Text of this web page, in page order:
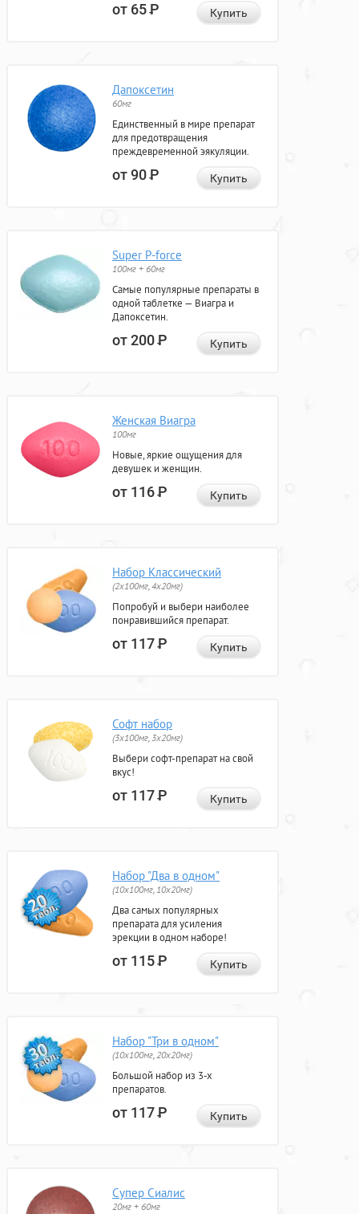
от 65Р Купить
Дапоксетин
60мг
Единственный в мире препарат
для предотвращения
преждевременной эякуляции.
от 90Р Купить
Super P-force
100мг + 60мг
Самые популярные препараты в
одной таблетке — Виагра и
Дапоксетин.
от 200Р Купить
Женская Виагра
100мг
Новые, яркие ощущения для
девушек и женщин.
от 116Р Купить
Набор Классический
(2x100мг, 4x20мг)
Попробуй и выбери наиболее
понравившийся препарат.
от 117Р Купить
Софт набор
(3x100мг, 3x20мг)
Выбери софт-препарат на свой
вкус!
от 117Р Купить
Набор "Два в одном"
(10x100мг, 10x20мг)
Два самых популярных
препарата для усиления
эрекции в одном наборе!
от 115Р Купить
Набор "Три в одном"
(10x100мг, 20x20мг)
Большой набор из 3-х
препаратов.
от 117Р Купить
Супер Сиалис
20мг + 60мг